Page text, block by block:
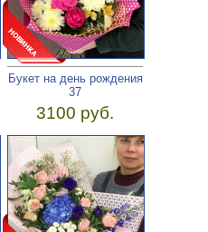
Букет на день рождения
37
3100 руб.